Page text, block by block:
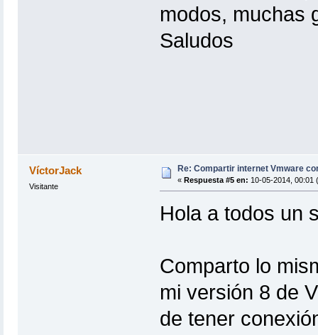
modos,
Saludos
VíctorJack
Visitante
Re: Compartir internet Vmware
« Respuesta #5 en: 10-05-2014, 00:01
Hola a todos un
Comparto lo
mi versión 8 de
de tener